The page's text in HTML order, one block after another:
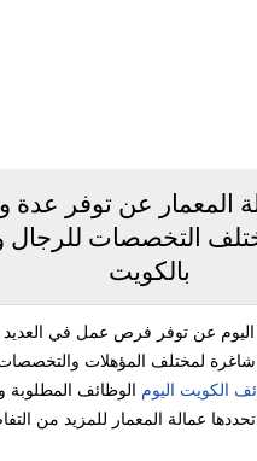
المعمار عن توفر
التخصصات للرجال
بالكويت
اليوم عن توفر فرص عمل في
لمختلف المؤهلات
الكويت اليوم الوظائف المطلوبة
عمالة المعمار للمزيد من